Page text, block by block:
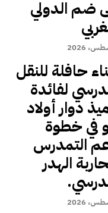
ضم الدولي
حافلة للنقل
لفائدة
دوار أولاد
في خطوة
التمدرس
الهدر